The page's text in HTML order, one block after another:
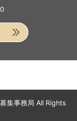
集事務局 All Rights